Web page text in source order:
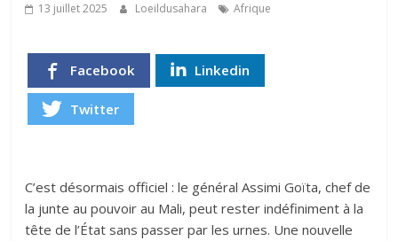
13 juillet 2025 Loeildusahara Afrique
Facebook Linkedin
Twitter
C’est désormais officiel : le général Assimi Goïta, chef de
la junte au pouvoir au Mali, peut rester indéfiniment à la
tête de l’État sans passer par les urnes. Une nouvelle